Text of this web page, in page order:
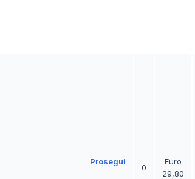
Prosegui
0
Euro
29,80